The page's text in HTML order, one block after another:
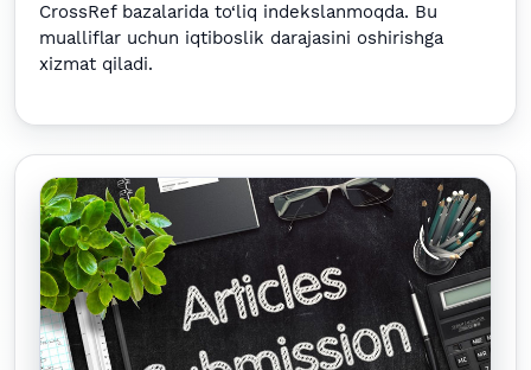
CrossRef bazalarida to‘liq indekslanmoqda. Bu
mualliflar uchun iqtiboslik darajasini oshirishga
xizmat qiladi.